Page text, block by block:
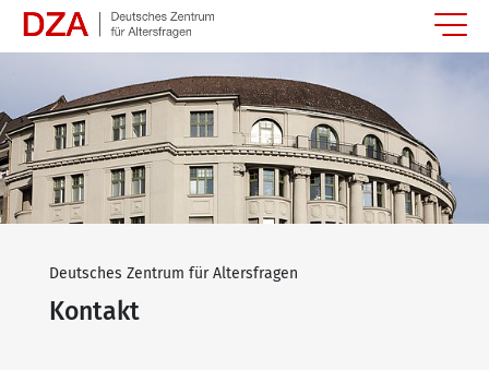
Deutsches Zentrum für Altersfragen
Kontakt